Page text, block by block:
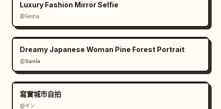
Luxury Fashion Mirror Selfie
@Eesha
Dreamy Japanese Woman Pine Forest Portrait
@𝗦𝗮𝗻𝗶𝗮
寫實城市自拍
@ギン